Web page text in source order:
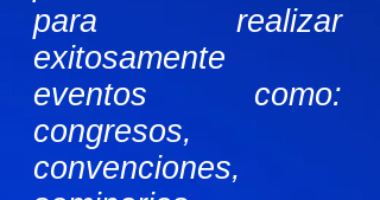
para realizar
exitosamente
eventos como:
congresos,
convenciones,